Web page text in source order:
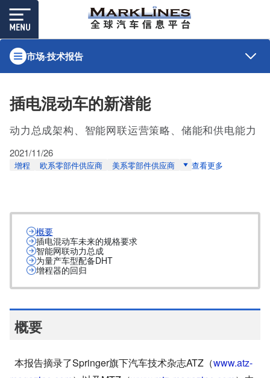
市场·技术报告
插电混动车的新潜能
动力总成架构、智能网联运营策略、储能和供电能力
2021/11/26
增程 欧系零部件供应商 美系零部件供应商 查看更多
概要
插电混动车未来的规格要求
智能网联动力总成
为量产车型配备DHT
增程器的回归
概要
本报告摘录了Springer旗下汽车技术杂志ATZ（www.atz-